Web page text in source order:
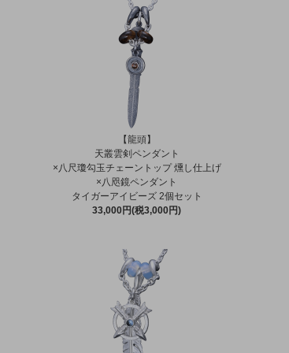
【龍頭】
天叢雲剣ペンダント
×八尺瓊勾玉チェーントップ 燻し仕上げ
×八咫鏡ペンダント
タイガーアイビーズ 2個セット
33,000円(税3,000円)